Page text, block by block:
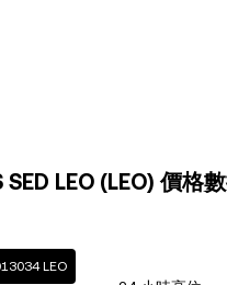
LEO (LEO) 價格
LEO